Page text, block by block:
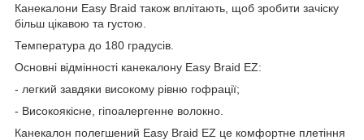
Канекалони Easy Braid також вплітають, щоб зробити зачіску
більш цікавою та густою.
Температура до 180 градусів.
Основні відмінності канекалону Easy Braid EZ:
- легкий завдяки високому рівню гофрації;
- Високоякісне, гіпоалергенне волокно.
Канекалон полегшений Easy Braid EZ це комфортне плетіння